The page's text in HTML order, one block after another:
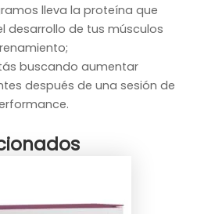
lleva la proteína que
desarrollo de tus músculos
buscando aumentar
después de una sesión de